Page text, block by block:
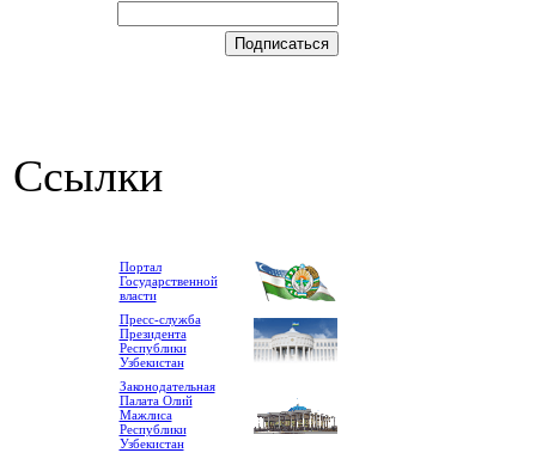
Ссылки
Портал
Государственной
власти
Пресс-служба
Президента
Республики
Узбекистан
Законодательная
Палата Олий
Мажлиса
Республики
Узбекистан